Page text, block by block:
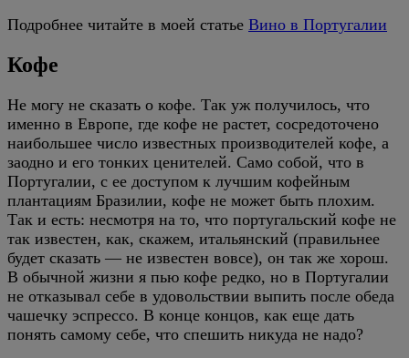
Подробнее читайте в моей статье Вино в Португалии
Кофе
Не могу не сказать о кофе. Так уж получилось, что
именно в Европе, где кофе не растет, сосредоточено
наибольшее число известных производителей кофе, а
заодно и его тонких ценителей. Само собой, что в
Португалии, с ее доступом к лучшим кофейным
плантациям Бразилии, кофе не может быть плохим.
Так и есть: несмотря на то, что португальский кофе не
так известен, как, скажем, итальянский (правильнее
будет сказать — не известен вовсе), он так же хорош.
В обычной жизни я пью кофе редко, но в Португалии
не отказывал себе в удовольствии выпить после обеда
чашечку эспрессо. В конце концов, как еще дать
понять самому себе, что спешить никуда не надо?